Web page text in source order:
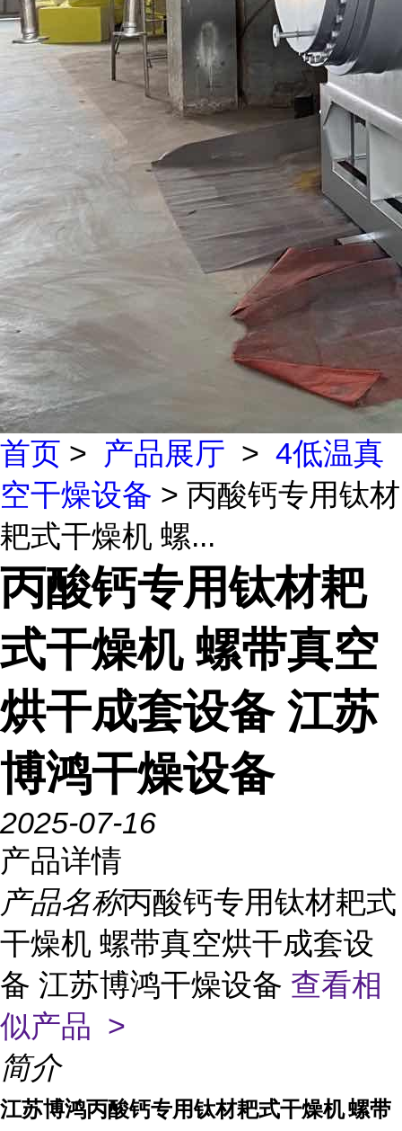
首页 > 产品展厅 > 4低温真
空干燥设备 > 丙酸钙专用钛材
耙式干燥机 螺...
丙酸钙专用钛材耙
式干燥机 螺带真空
烘干成套设备 江苏
博鸿干燥设备
2025-07-16
产品详情
产品名称丙酸钙专用钛材耙式
干燥机 螺带真空烘干成套设
备 江苏博鸿干燥设备 查看相
似产品 >
简介
江苏博鸿丙酸钙专用钛材耙式干燥机螺带